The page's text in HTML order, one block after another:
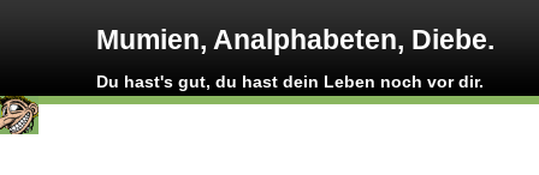
Mumien, Analphabeten, Diebe.
Du hast's gut, du hast dein Leben noch vor dir.